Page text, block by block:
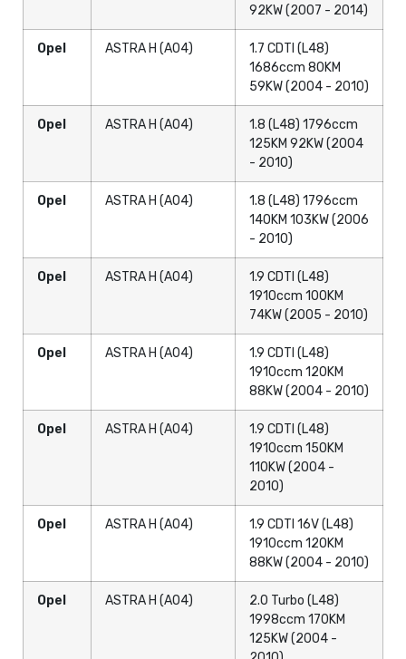
92KW (2007 - 2014)
Opel ASTRA H (A04)
1.7 CDTI (L48)
1686ccm 80KM
59KW (2004 - 2010)
Opel ASTRA H (A04)
1.8 (L48) 1796ccm
125KM 92KW (2004
- 2010)
Opel ASTRA H (A04)
1.8 (L48) 1796ccm
140KM 103KW (2006
- 2010)
Opel ASTRA H (A04)
1.9 CDTI (L48)
1910ccm 100KM
74KW (2005 - 2010)
Opel ASTRA H (A04)
1.9 CDTI (L48)
1910ccm 120KM
88KW (2004 - 2010)
Opel ASTRA H (A04)
1.9 CDTI (L48)
1910ccm 150KM
110KW (2004 -
2010)
Opel ASTRA H (A04)
1.9 CDTI 16V (L48)
1910ccm 120KM
88KW (2004 - 2010)
Opel ASTRA H (A04)
2.0 Turbo (L48)
1998ccm 170KM
125KW (2004 -